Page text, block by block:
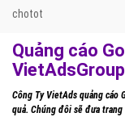
chotot
Quảng cáo
Công Ty VietAds quảng
quả. Chúng đôi sẽ đưa